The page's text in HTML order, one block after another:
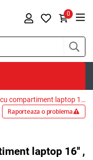
0
Rucsac THULE cu compartiment laptop 16'' , Lithos, 20L, Nuanced Brown TLBP216 3205452
Raporteaza o problema
laptop 16'' ,